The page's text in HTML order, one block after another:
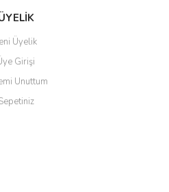
Gönder
Üyelik
Girişi
Unuttum